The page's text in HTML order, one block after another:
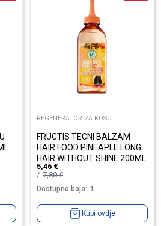
REGENERATOR ZA KOSU
FRUCTIS TECNI BALZAM
HAIR FOOD PINEAPLE LONG
HAIR WITHOUT SHINE 200ML
5,46 €
7,80€
Dostupno boja: 1
Kupi ovdje